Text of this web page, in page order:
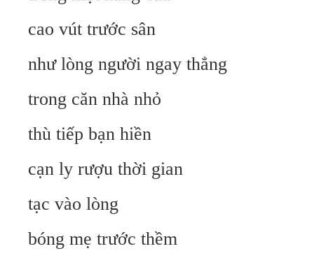
cao vút trước sân
như lòng người ngay thẳng
trong căn nhà nhỏ
thù tiếp bạn hiền
cạn ly rượu thời gian
tạc vào lòng
bóng mẹ trước thềm